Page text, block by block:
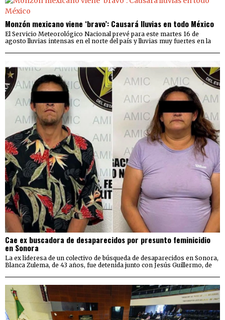
Monzón mexicano viene ‘bravo’: Causará lluvias en todo México
El Servicio Meteorológico Nacional prevé para este martes 16 de
agosto lluvias intensas en el norte del país y lluvias muy fuertes en la
Cae ex buscadora de desaparecidos por presunto feminicidio
en Sonora
La ex lideresa de un colectivo de búsqueda de desaparecidos en Sonora,
Blanca Zulema, de 43 años, fue detenida junto con Jesús Guillermo, de